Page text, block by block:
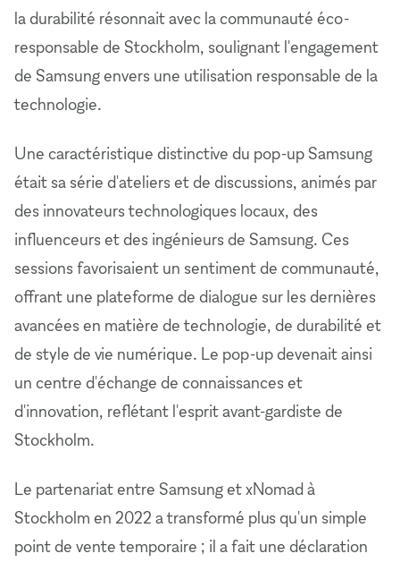
la durabilité résonnait avec la communauté éco-
responsable de Stockholm, soulignant l'engagement
de Samsung envers une utilisation responsable de la
technologie.
Une caractéristique distinctive du pop-up Samsung
était sa série d'ateliers et de discussions, animés par
des innovateurs technologiques locaux, des
influenceurs et des ingénieurs de Samsung. Ces
sessions favorisaient un sentiment de communauté,
offrant une plateforme de dialogue sur les dernières
avancées en matière de technologie, de durabilité et
de style de vie numérique. Le pop-up devenait ainsi
un centre d'échange de connaissances et
d'innovation, reflétant l'esprit avant-gardiste de
Stockholm.
Le partenariat entre Samsung et xNomad à
Stockholm en 2022 a transformé plus qu'un simple
point de vente temporaire ; il a fait une déclaration